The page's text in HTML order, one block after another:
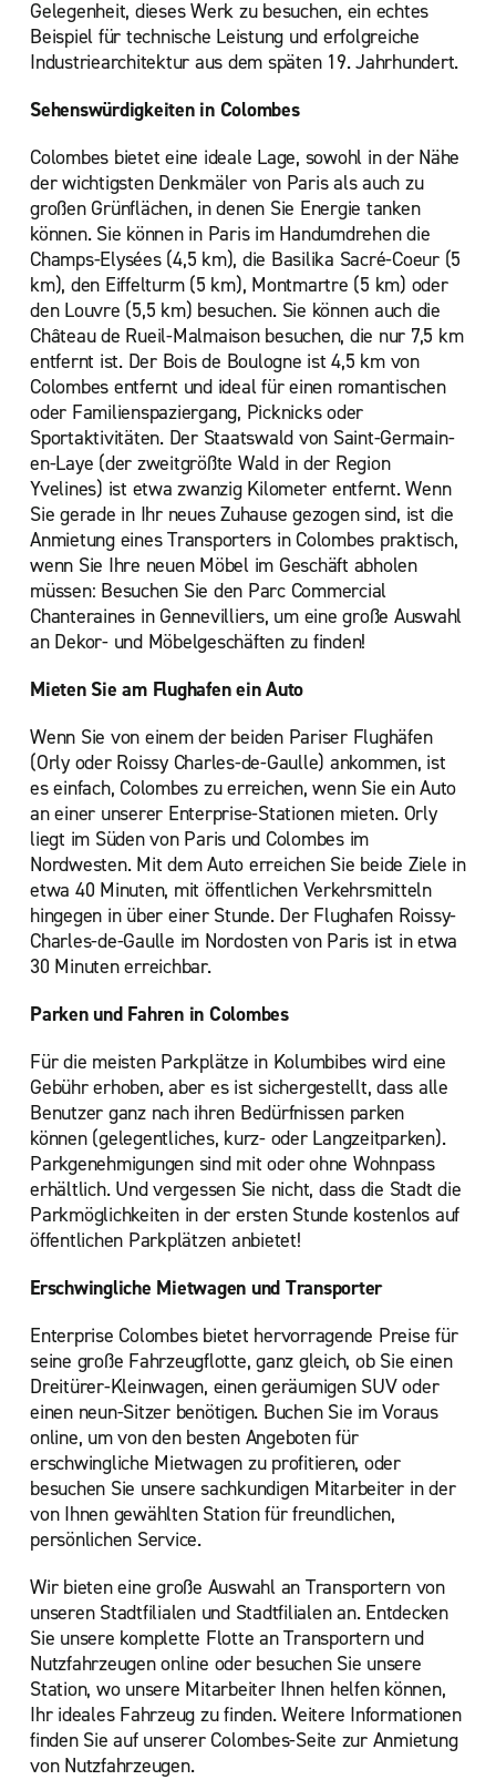
Gelegenheit, dieses Werk zu besuchen, ein echtes
Beispiel für technische Leistung und erfolgreiche
Industriearchitektur aus dem späten 19. Jahrhundert.
Sehenswürdigkeiten in Colombes
Colombes bietet eine ideale Lage, sowohl in der Nähe
der wichtigsten Denkmäler von Paris als auch zu
großen Grünflächen, in denen Sie Energie tanken
können. Sie können in Paris im Handumdrehen die
Champs-Elysées (4,5 km), die Basilika Sacré-Coeur (5
km), den Eiffelturm (5 km), Montmartre (5 km) oder
den Louvre (5,5 km) besuchen. Sie können auch die
Château de Rueil-Malmaison besuchen, die nur 7,5 km
entfernt ist. Der Bois de Boulogne ist 4,5 km von
Colombes entfernt und ideal für einen romantischen
oder Familienspaziergang, Picknicks oder
Sportaktivitäten. Der Staatswald von Saint-Germain-
en-Laye (der zweitgrößte Wald in der Region
Yvelines) ist etwa zwanzig Kilometer entfernt. Wenn
Sie gerade in Ihr neues Zuhause gezogen sind, ist die
Anmietung eines Transporters in Colombes praktisch,
wenn Sie Ihre neuen Möbel im Geschäft abholen
müssen: Besuchen Sie den Parc Commercial
Chanteraines in Gennevilliers, um eine große Auswahl
an Dekor- und Möbelgeschäften zu finden!
Mieten Sie am Flughafen ein Auto
Wenn Sie von einem der beiden Pariser Flughäfen
(Orly oder Roissy Charles-de-Gaulle) ankommen, ist
es einfach, Colombes zu erreichen, wenn Sie ein Auto
an einer unserer Enterprise-Stationen mieten. Orly
liegt im Süden von Paris und Colombes im
Nordwesten. Mit dem Auto erreichen Sie beide Ziele in
etwa 40 Minuten, mit öffentlichen Verkehrsmitteln
hingegen in über einer Stunde. Der Flughafen Roissy-
Charles-de-Gaulle im Nordosten von Paris ist in etwa
30 Minuten erreichbar.
Parken und Fahren in Colombes
Für die meisten Parkplätze in Kolumbibes wird eine
Gebühr erhoben, aber es ist sichergestellt, dass alle
Benutzer ganz nach ihren Bedürfnissen parken
können (gelegentliches, kurz- oder Langzeitparken).
Parkgenehmigungen sind mit oder ohne Wohnpass
erhältlich. Und vergessen Sie nicht, dass die Stadt die
Parkmöglichkeiten in der ersten Stunde kostenlos auf
öffentlichen Parkplätzen anbietet!
Erschwingliche Mietwagen und Transporter
Enterprise Colombes bietet hervorragende Preise für
seine große Fahrzeugflotte, ganz gleich, ob Sie einen
Dreitürer-Kleinwagen, einen geräumigen SUV oder
einen neun-Sitzer benötigen. Buchen Sie im Voraus
online, um von den besten Angeboten für
erschwingliche Mietwagen zu profitieren, oder
besuchen Sie unsere sachkundigen Mitarbeiter in der
von Ihnen gewählten Station für freundlichen,
persönlichen Service.
Wir bieten eine große Auswahl an Transportern von
unseren Stadtfilialen und Stadtfilialen an. Entdecken
Sie unsere komplette Flotte an Transportern und
Nutzfahrzeugen online oder besuchen Sie unsere
Station, wo unsere Mitarbeiter Ihnen helfen können,
Ihr ideales Fahrzeug zu finden. Weitere Informationen
finden Sie auf unserer Colombes-Seite zur Anmietung
von Nutzfahrzeugen.